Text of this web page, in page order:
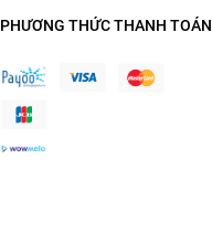
PHƯƠNG THỨC THANH TOÁN